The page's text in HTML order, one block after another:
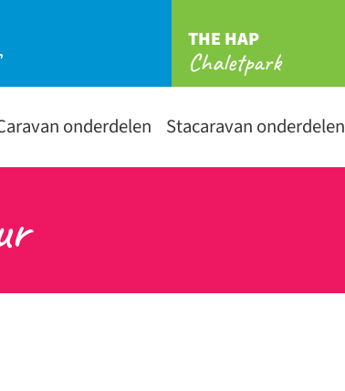
THE HAP
Chaletpark
onderdelen Stacaravan onderdelen